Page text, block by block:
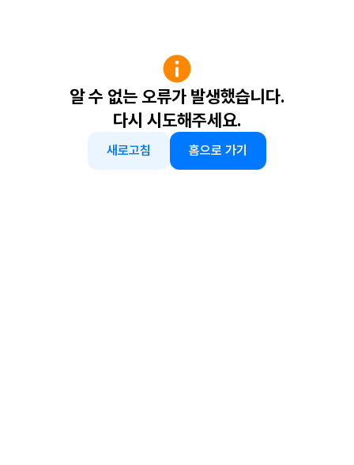
알 수 없는 오류가 발생했습니다.
다시 시도해주세요.
새로고침 홈으로 가기